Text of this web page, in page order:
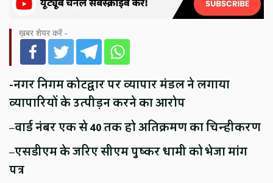
ख़बर शेयर करें -
-नगर निगम कोटद्वार पर व्यापार मंडल ने लगाया
व्यापारियों के उत्पीड़न करने का आरोप
–वार्ड नंबर एक से 40 तक हो अतिक्रमण का चिन्हीकरण
–एसडीएम के जरिए सीएम पुष्कर धामी को भेजा मांग
पत्र